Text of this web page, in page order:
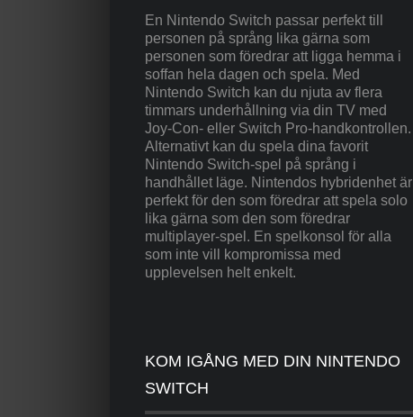
En Nintendo Switch passar perfekt till
personen på språng lika gärna som
personen som föredrar att ligga hemma i
soffan hela dagen och spela. Med
Nintendo Switch kan du njuta av flera
timmars underhållning via din TV med
Joy-Con- eller Switch Pro-handkontrollen.
Alternativt kan du spela dina favorit
Nintendo Switch-spel på språng i
handhållet läge. Nintendos hybridenhet är
perfekt för den som föredrar att spela solo
lika gärna som den som föredrar
multiplayer-spel. En spelkonsol för alla
som inte vill kompromissa med
upplevelsen helt enkelt.
KOM IGÅNG MED DIN NINTENDO
SWITCH